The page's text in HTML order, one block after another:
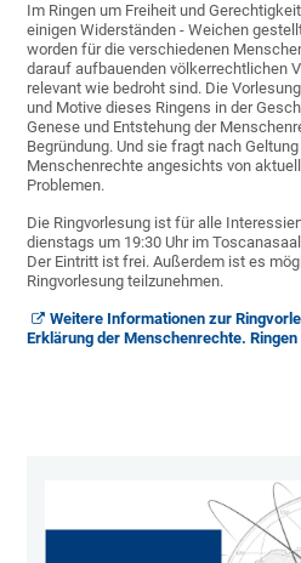
Im Ringen um Freiheit und
einigen Widerständen - Weichen
worden für die verschiedenen
darauf aufbauenden völkerrechtlichen
relevant wie bedroht sind. Die
und Motive dieses Ringens in der
Genese und Entstehung der
Begründung. Und sie fragt nach
Menschenrechte angesichts von
Problemen.
Die Ring­vorlesung ist für alle
dienstags um 19:30 Uhr im
Der Eintritt ist frei. Außerdem ist es
Ringvorlesung teilzunehmen.
Weitere Informationen zur
Erklärung der Menschenrechte.